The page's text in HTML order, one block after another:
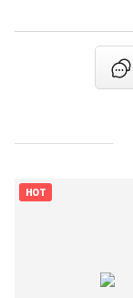
HOT